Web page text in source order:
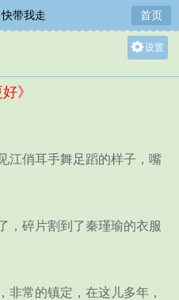
带我走 首页
设置
》
俏耳手舞足蹈的样子，嘴
碎片割到了秦瑾瑜的衣服
常的镇定，在这儿多年，